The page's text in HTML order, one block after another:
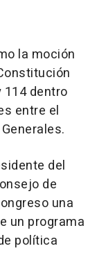
la moción
114 dentro
entre el
del
de
una
un programa
política